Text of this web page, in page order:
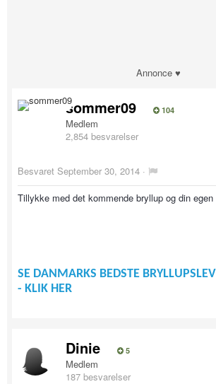
Annonce ♥
sommer09 104
Medlem
2,854 besvarelser
Besvaret September 30, 2014 ·
Tillykke med det kommende bryllup og din egen
SE DANMARKS BEDSTE
- KLIK HER
Dinie 5
Medlem
187 besvarelser